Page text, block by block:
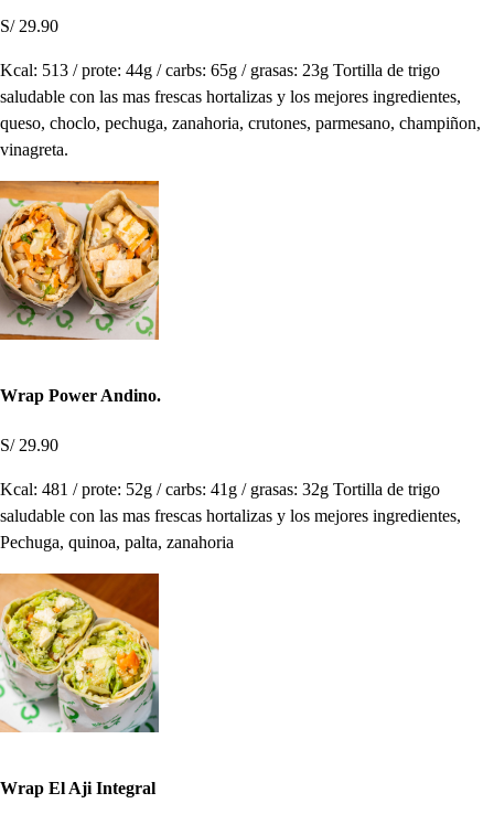
S/ 29.90
Kcal: 513 / prote: 44g / carbs: 65g / grasas: 23g Tortilla de trigo
saludable con las mas frescas hortalizas y los mejores ingredientes,
queso, choclo, pechuga, zanahoria, crutones, parmesano, champiñon,
vinagreta.
Wrap Power Andino.
S/ 29.90
Kcal: 481 / prote: 52g / carbs: 41g / grasas: 32g Tortilla de trigo
saludable con las mas frescas hortalizas y los mejores ingredientes,
Pechuga, quinoa, palta, zanahoria
Wrap El Aji Integral